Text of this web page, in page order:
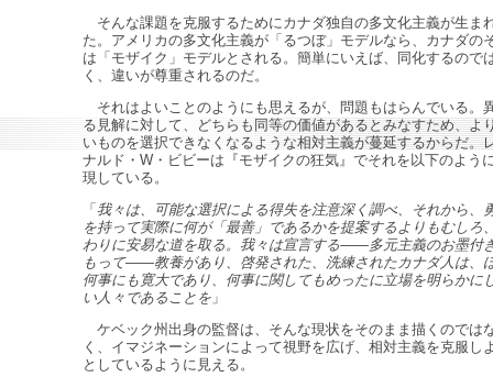
そんな課題を克服するためにカナダ独自の多文化主義が生ま
た。アメリカの多文化主義が「るつぼ」モデルなら、カナダの
は「モザイク」モデルとされる。簡単にいえば、同化するので
く、違いが尊重されるのだ。
それはよいことのようにも思えるが、問題もはらんでいる。
る見解に対して、どちらも同等の価値があるとみなすため、よ
いものを選択できなくなるような相対主義が蔓延するからだ。
ナルド・W・ビビーは『モザイクの狂気』でそれを以下のよう
現している。
「 我々は、可能な選択による得失を注意深く調べ、それから、
を持って実際に何が「最善」であるかを提案するよりもむしろ
わりに安易な道を取る。我々は宣言する――多元主義のお墨付
もって――教養があり、啓発された、洗練されたカナダ人は、
何事にも寛大であり、何事に関してもめったに立場を明らかに
い人々であることを 」
ケベック州出身の監督は、そんな現状をそのまま描くのでは
く、イマジネーションによって視野を広げ、相対主義を克服し
としているように見える。